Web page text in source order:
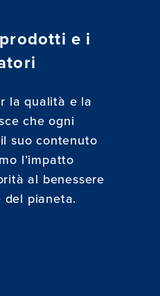
e i
la qualità e la
che ogni
suo contenuto
l’impatto
al benessere
pianeta.